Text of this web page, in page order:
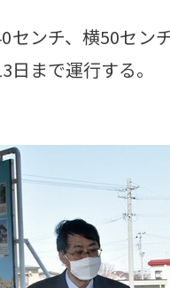
ンチ、横50セン
まで運行する。